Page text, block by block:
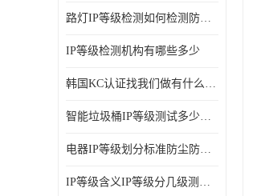
路灯IP等级检测如何检测防尘防水
IP等级检测机构有哪些多少
韩国KC认证找我们做有什么优势
智能垃圾桶IP等级测试多少钱要多久时间
电器IP等级划分标准防尘防尘IP等级测试报告
IP等级含义IP等级分几级测试容易过吗